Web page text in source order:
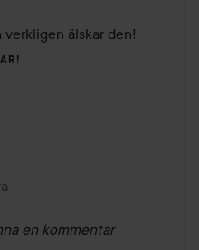
älskar den!
en kommentar